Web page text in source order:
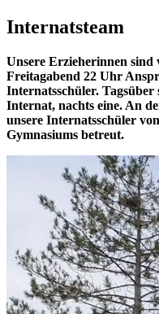
Internatsteam
Unsere Erzieherinnen sind
Freitagabend 22 Uhr
Internatsschüler. Tagsüber
Internat, nachts eine. An
unsere Internatsschüler
Gymnasiums betreut.